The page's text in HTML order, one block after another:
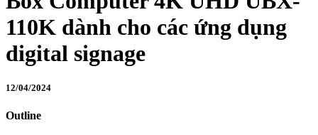
110K dành cho các ứng dụng
digital signage
12/04/2024
Outline